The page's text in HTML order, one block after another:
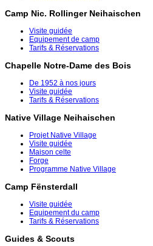
Camp Nic. Rollinger Neihaischen
Visite guidée
Equipement de camp
Tarifs & Réservations
Chapelle Notre-Dame des Bois
De 1952 à nos jours
Visite guidée
Tarifs & Réservations
Native Village Neihaischen
Projet Native Village
Visite guidée
Maison celte
Forge
Programme Native Village
Camp Fënsterdall
Visite guidée
Equipement du camp
Tarifs & Réservations
Guides & Scouts